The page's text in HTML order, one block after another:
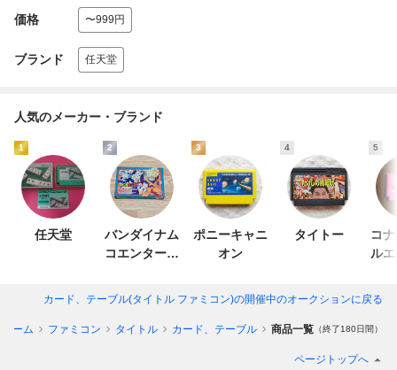
価格 〜999円
ブランド 任天堂
人気のメーカー・ブランド
1
任天堂
2
バンダイナム
コエンターテ
3
ポニーキャニ
オン
4
タイトー
5
コ
ル
カード、テーブル(タイトル ファミコン)の開催中のオークションに戻る
ーム ファミコン タイトル カード、テーブル 商品一覧 （終了180日間）
ページトップへ